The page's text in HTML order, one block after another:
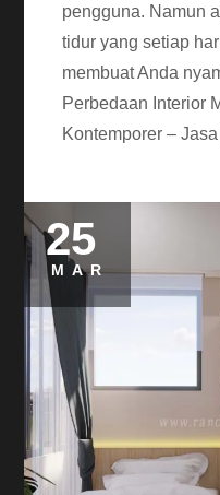
pengguna. Namun
tidur yang setiap
membuat Anda
Perbedaan Interior
Kontemporer –
25
MAR